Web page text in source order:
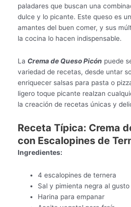
paladares que buscan una
dulce y lo picante. Este queso es
amantes del buen comer, y sus
la cocina lo hacen indispensable.
La Crema de Queso Picón puede
variedad de recetas, desde untar
enriquecer salsas para pasta o
ligero toque picante realzan
la creación de recetas únicas y
Receta Típica: Crema
con Escalopines de
Ingredientes:
4 escalopines de ternera
Sal y pimienta negra al gusto
Harina para empanar